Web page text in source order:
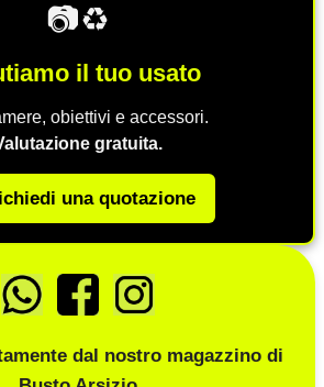
📷♻️
il tuo usato
obiettivi e accessori.
gratuita.
una quotazione
dal nostro magazzino di